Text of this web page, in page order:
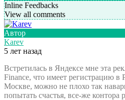
Inline Feedbacks
View all comments
Автор
Karev
5 лет назад
Встретилась в Яндексе мне эта
Finance, что имеет регистрацию в
Москве, можно не плохо так
попытать счастья, все-же контора